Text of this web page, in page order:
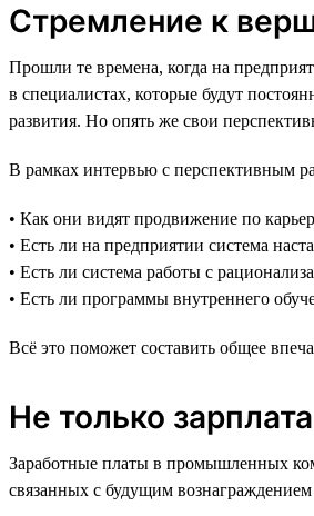
Стремление к
Прошли те времена, когда на
в специалистах, которые будут
развития. Но опять же свои
В рамках интервью с перспективным
• Как они видят продвижение по
• Есть ли на предприятии система
• Есть ли система работы с
• Есть ли программы внутреннего
Всё это поможет составить общее
Не только зарплата
Заработные платы в промышленных
связанных с будущим